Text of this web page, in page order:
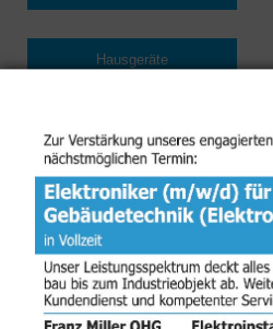
Hausgeräte
Werkzeug
Eisenwaren
Geschäftszeiten